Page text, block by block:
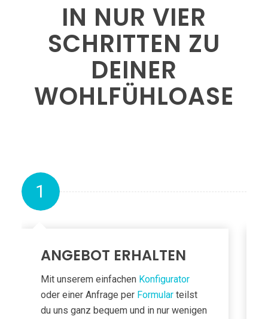
IN NUR VIER
SCHRITTEN ZU
DEINER
WOHLFÜHL­OASE
1
ANGEBOT ERHALTEN
Mit unserem einfachen Konfigurator
oder einer Anfrage per Formularteilst
du uns ganz bequem und in nur wenigen